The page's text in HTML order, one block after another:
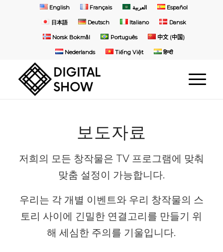
English Français العربية Español
日本語 Deutsch Italiano Dansk
Norsk Bokmål Português 中文 (中国)
Nederlands Tiếng Việt हिन्दी
보도자료
저희의 모든 창작물은 TV 프로그램에 맞춰
맞춤 설정이 가능합니다.
우리는 각 개별 이벤트와 우리 창작물의 스
토리 사이에 긴밀한 연결고리를 만들기 위
해 세심한 주의를 기울입니다.